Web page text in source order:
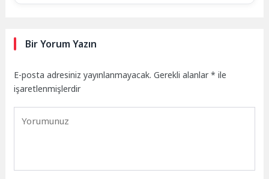
Bir Yorum Yazın
E-posta adresiniz yayınlanmayacak. Gerekli alanlar* ile
işaretlenmişlerdir